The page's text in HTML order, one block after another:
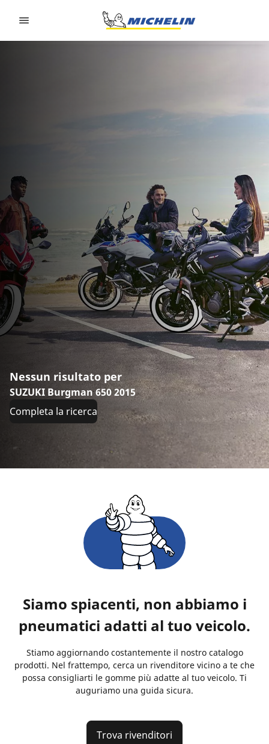
Nessun risultato per
SUZUKI Burgman 650 2015
Completa la ricerca
Siamo spiacenti, non abbiamo i
pneumatici adatti al tuo veicolo.
Stiamo aggiornando costantemente il nostro catalogo
prodotti. Nel frattempo, cerca un rivenditore vicino a te che
possa consigliarti le gomme più adatte al tuo veicolo. Ti
auguriamo una guida sicura.
Trova rivenditori